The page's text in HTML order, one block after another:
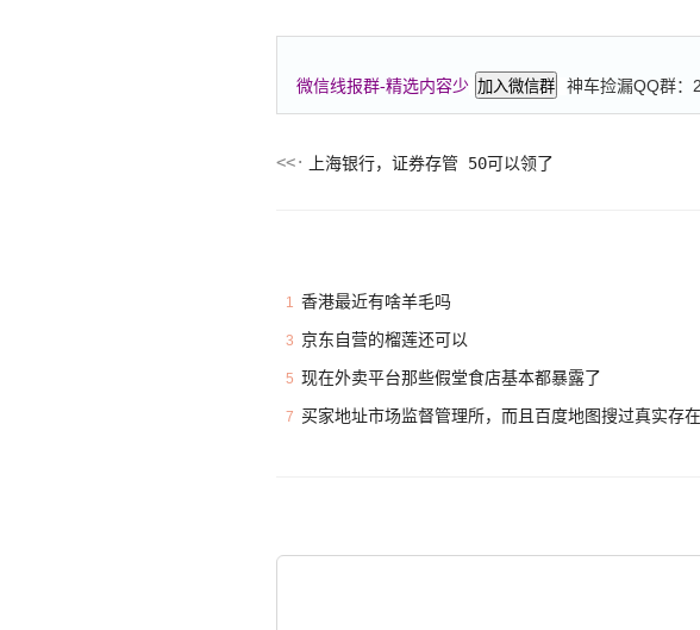
微信线报群-精选内容少 加入微信群 神车捡漏QQ群：
上海银行，证券存管 50可以领了
1 香港最近有啥羊毛吗
3 京东自营的榴莲还可以
5 现在外卖平台那些假堂食店基本都暴露了
7 买家地址市场监督管理所，而且百度地图搜过真实存在